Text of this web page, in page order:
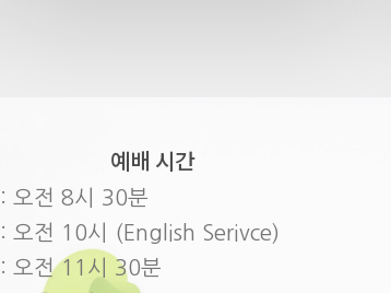
예배 시간
오전 8시 30분
오전 10시 (English Serivce)
오전 11시 30분